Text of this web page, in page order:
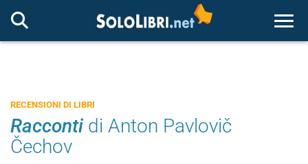
RECENSIONI DI LIBRI
Racconti di Anton Pavlovič
Čechov